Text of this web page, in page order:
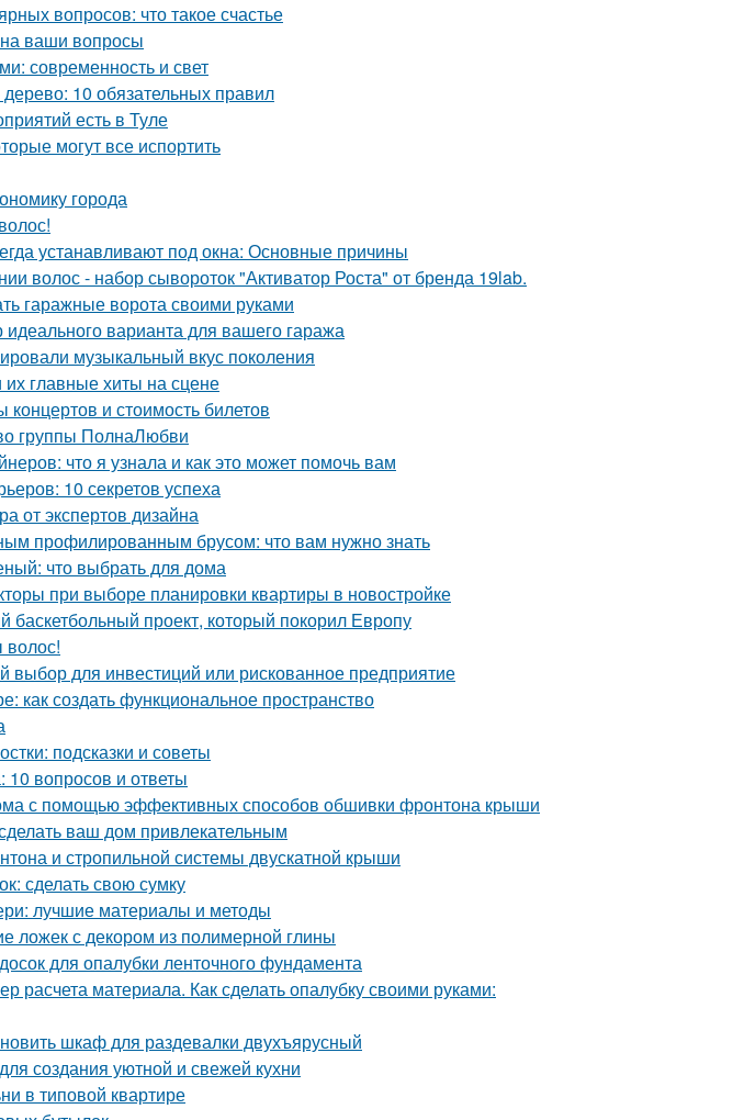
вопросов: что такое счастье
на ваши вопросы
современность и свет
10 обязательных правил
есть в Туле
могут все испортить
города
устанавливают под окна: Основные причины
волос - набор сывороток "Активатор Роста" от бренда 19lab.
гаражные ворота своими руками
варианта для вашего гаража
музыкальный вкус поколения
главные хиты на сцене
и стоимость билетов
группы ПолнаЛюбви
что я узнала и как это может помочь вам
10 секретов успеха
от экспертов дизайна
профилированным брусом: что вам нужно знать
что выбрать для дома
при выборе планировки квартиры в новостройке
баскетбольный проект, который покорил Европу
волос!
выбор для инвестиций или рискованное предприятие
как создать функциональное пространство
подсказки и советы
10 вопросов и ответы
с помощью эффективных способов обшивки фронтона крыши
ваш дом привлекательным
и стропильной системы двускатной крыши
сделать свою сумку
лучшие материалы и методы
ложек с декором из полимерной глины
для опалубки ленточного фундамента
расчета материала. Как сделать опалубку своими руками:
шкаф для раздевалки двухъярусный
создания уютной и свежей кухни
в типовой квартире